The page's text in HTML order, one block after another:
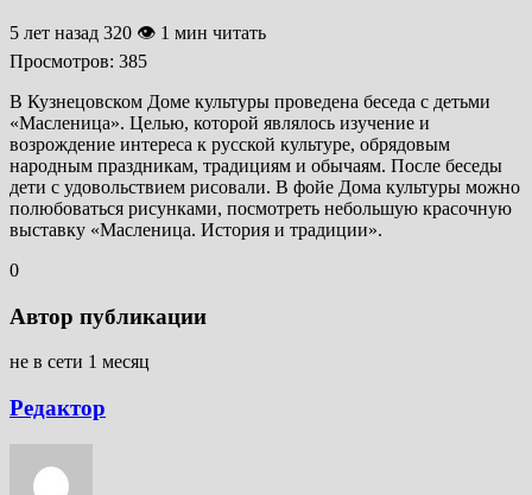
5 лет назад 320 👁 1 мин читать
Просмотров: 385
В Кузнецовском Доме культуры проведена беседа с детьми
«Масленица». Целью, которой являлось изучение и
возрождение интереса к русской культуре, обрядовым
народным праздникам, традициям и обычаям. После беседы
дети с удовольствием рисовали. В фойе Дома культуры можно
полюбоваться рисунками, посмотреть небольшую красочную
выставку «Масленица. История и традиции».
0
Автор публикации
не в сети 1 месяц
Редактор